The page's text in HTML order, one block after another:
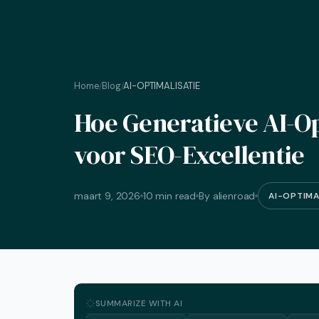
Home/Blog/AI-OPTIMALISATIE
Hoe Generatieve AI-
voor SEO-Excellentie
maart 9, 2026 10 min read By alienroad AI-
SUMMARIZE WITH AI